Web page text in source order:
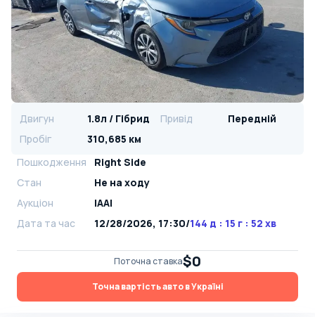
Двигун 1.8л / Гібрид Привід
Передній
Пробіг
310,685 км
Пошкодження
Right Side
Стан
Не на ходу
Аукціон
IAAI
Дата та час
12/28/2026, 17:30/144 д : 15 г : 52 хв
Поточна ставка$0
Точна вартість авто в Україні